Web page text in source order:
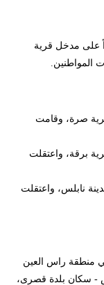
حاجزاً على مدخل قرية
المواطنين.
قرية صرة، وقامت
قرية برقة، واعتقلت
مدينة نابلس، واعتقلت
3 مواطنين في منطقة راس العين
- سكان بلدة قصرى،